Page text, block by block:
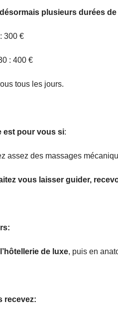
plusieurs durées de
300 €
: 400 €
tous les jours.
est pour vous si:
assez des massages
vous laisser guider,
de luxe, puis en
recevez: